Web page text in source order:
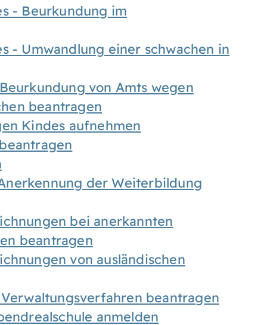
- Beurkundung im
- Umwandlung einer schwachen in
von Amts wegen
beantragen
Kindes aufnehmen
der Weiterbildung
bei anerkannten
beantragen
von ausländischen
beantragen
anmelden